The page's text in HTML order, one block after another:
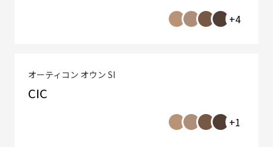
+4
オーティコン オウン SI
CIC
+1